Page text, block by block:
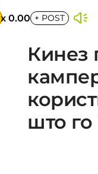
x 0.00 + POST
Кинез
што